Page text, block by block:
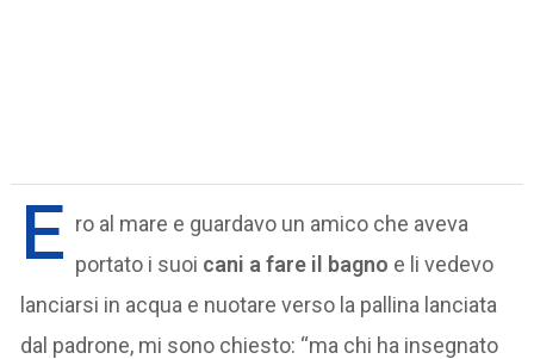
E ro al mare e guardavo un amico che aveva
portato i suoi cani a fare il bagno e li vedevo
lanciarsi in acqua e nuotare verso la pallina lanciata
dal padrone, mi sono chiesto: “ma chi ha insegnato